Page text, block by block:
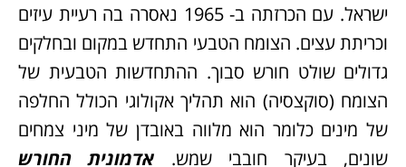
ישראל. עם הכרזתה ב- 1965 נאסרה בה רעיית עיזים
וכריתת עצים. הצומח הטבעי התחדש במקום ובחלקים
גדולים שולט חורש סבוך. ההתחדשות הטבעית של
הצומח (סוקצסיה) הוא תהליך אקולוגי הכולל החלפה
של מינים כלומר הוא מלווה באובדן של מיני צמחים
שונים, בעיקר חובבי שמש. אדמונית
החורש